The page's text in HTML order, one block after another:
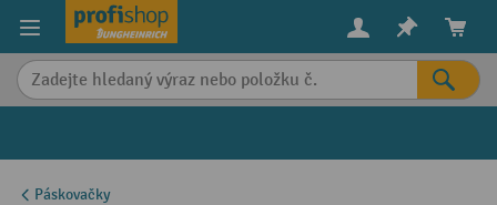
content
Páskovačky